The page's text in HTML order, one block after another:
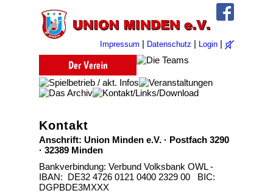
Impressum | Datenschutz | Login |
Kontakt
Anschrift: Union Minden e.V. · Postfach 3290
· 32389 Minden
Bankverbindung: Verbund Volksbank OWL -
IBAN: DE32 4726 0121 0400 2329 00 BIC:
DGPBDE3MXXX